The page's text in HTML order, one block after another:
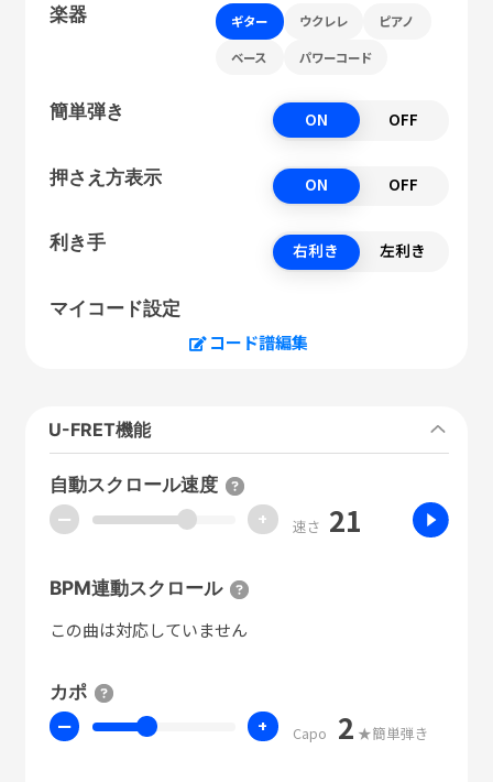
楽器 ギター ウクレレ ピアノ
ベース パワーコード
簡単弾き ON OFF
押さえ方表示 ON OFF
利き手 右利き 左利き
マイコード設定
コード譜編集
U-FRET機能
自動スクロール速度
ー + 速さ 21
BPM連動スクロール
この曲は対応していません
カポ
ー + Capo 2 ★簡単弾き